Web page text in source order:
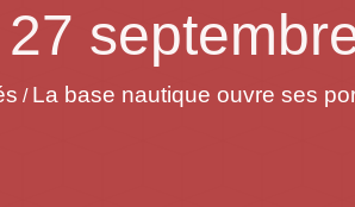
/ La base nautique ouvre ses